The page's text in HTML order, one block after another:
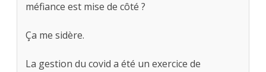
méfiance est mise de côté ?
Ça me sidère.
La gestion du covid a été un exercice de